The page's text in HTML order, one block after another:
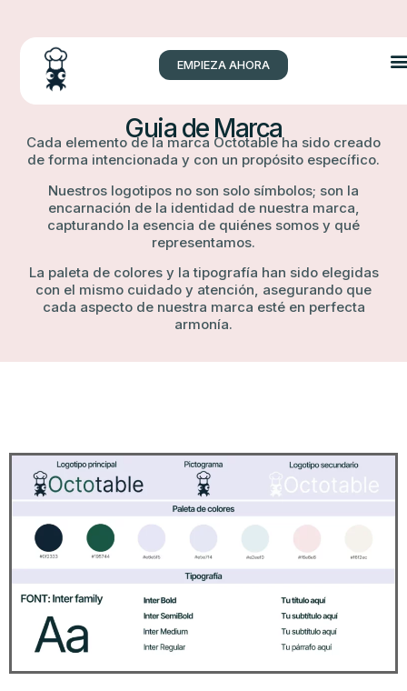
EMPIEZA AHORA
Guia de Marca
Cada elemento de la marca Octotable ha sido creado
de forma intencionada y con un propósito específico.
Nuestros logotipos no son solo símbolos; son la
encarnación de la identidad de nuestra marca,
capturando la esencia de quiénes somos y qué
representamos.
La paleta de colores y la tipografía han sido elegidas
con el mismo cuidado y atención, asegurando que
cada aspecto de nuestra marca esté en perfecta
armonía.